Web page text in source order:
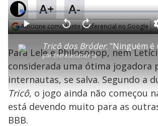
A+ A-
Adicione como fonte preferencial no Google
Opens in new window P
l
a
Tricô dos Bróder: "Ninguém é um grande jogador",
porEntretenimento
P V
t
a
r
0
e
g
n
d
A
a
n
ç
a
1
e
u
n
d
o
L
o
a
d
e
:
1
.
3
5
%
Para Lele e Philosopop, nem
considerada uma ótima jogadora
internautas, se salva. Segundo a
Tricô, o jogo ainda não começou
está devendo muito para as
BBB.